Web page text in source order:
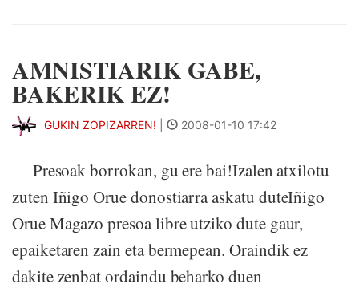
AMNISTIARIK GABE,
BAKERIK EZ!
GUKIN ZOPIZARREN! 2008-01-10 17:42
Presoak borrokan, gu ere bai!Izalen atxilotu
zuten Iñigo Orue donostiarra askatu duteIñigo
Orue Magazo presoa libre utziko dute gaur,
epaiketaren zain eta bermepean. Oraindik ez
dakite zenbat ordaindu beharko duen